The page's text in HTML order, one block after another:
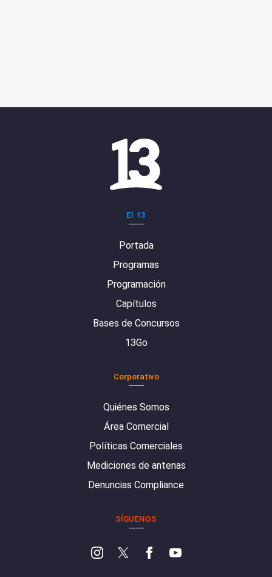
El 13
Portada
Programas
Programación
Capítulos
Bases de Concursos
13Go
Corporativo
Quiénes Somos
Área Comercial
Políticas Comerciales
Mediciones de antenas
Denuncias Compliance
SÍGUENOS